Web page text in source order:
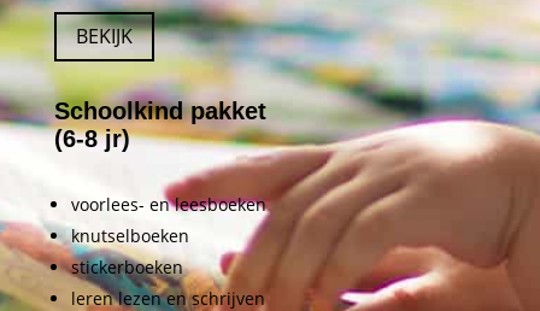
BEKIJK
Schoolkind pakket
(6-8 jr)
voorlees- en leesboeken
knutselboeken
stickerboeken
leren lezen en schrijven